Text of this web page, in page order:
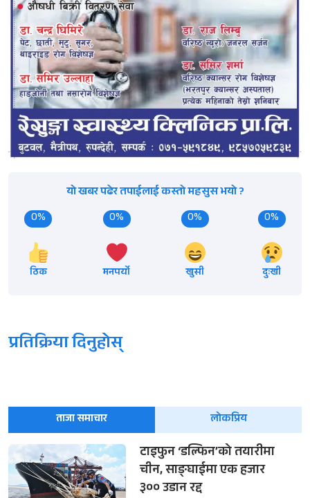
यो खबर पढेर तपाईलाई कस्तो महसुस भयो ?
0%
ठिक
0%
मनपर्यो
0%
खुसी
0%
दुःखी
प्रतिक्रिया दिनुहोस्
ताजा समाचार लोकप्रिय
टाइफुन ‘डल्फिन’को तयारीमा
चीन, साङ्घाईमा एक हजार
३०० उडान रद्द